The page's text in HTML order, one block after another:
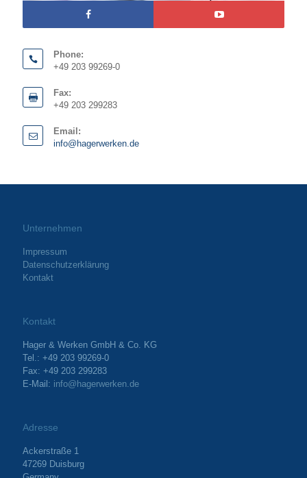
Phone:
+49 203 99269-0
Fax:
+49 203 299283
Email:
info@hagerwerken.de
Unternehmen
Impressum
Datenschutzerklärung
Kontakt
Kontakt
Hager & Werken GmbH & Co. KG
Tel.: +49 203 99269-0
Fax: +49 203 299283
E-Mail: info@hagerwerken.de
Adresse
Ackerstraße 1
47269 Duisburg